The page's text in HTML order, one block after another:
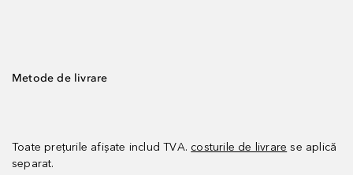
Metode de livrare
Toate prețurile afișate includ TVA. costurile de livrare se aplică
separat.